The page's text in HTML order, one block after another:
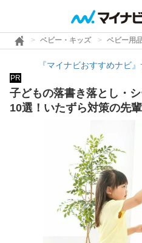
ベビー・キッズ ベビー用
『マイナビおすすめナビ
PR
子どもの落書き落とし・
10選！いたずら対策の先